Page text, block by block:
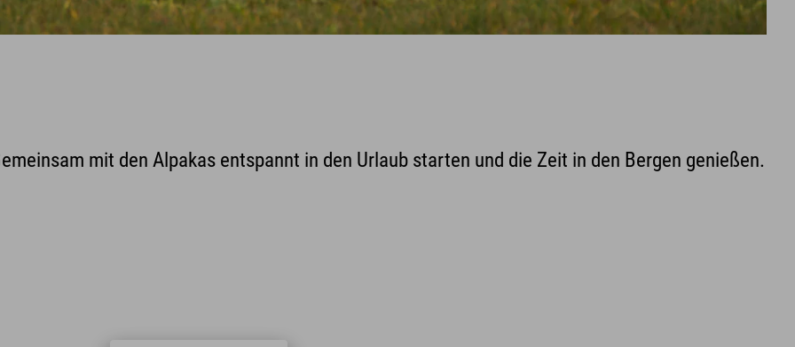
mit den Alpakas entspannt in den Urlaub starten und die Zeit in den Bergen genießen.